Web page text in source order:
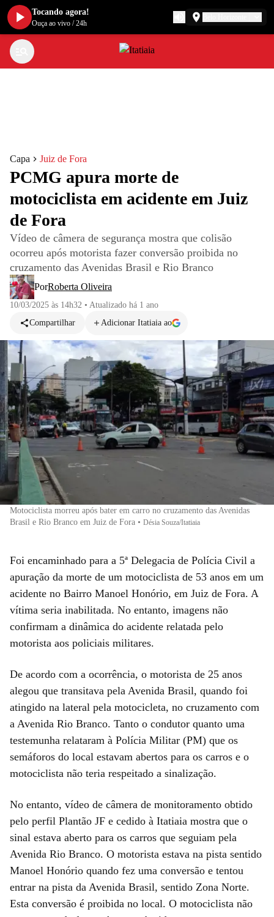
Capa Juiz de Fora
PCMG apura morte de
motociclista em acidente em Juiz
de Fora
Vídeo de câmera de segurança mostra que colisão
ocorreu após motorista fazer conversão proibida no
cruzamento das Avenidas Brasil e Rio Branco
PorRoberta Oliveira
10/03/2025 às 14h32 • Atualizado há 1 ano
Compartilhar
Adicionar Itatiaia ao
Motociclista morreu após bater em carro no cruzamento das Avenidas
Brasil e Rio Branco em Juiz de Fora • Désia Souza/Itatiaia
Foi encaminhado para a 5ª Delegacia de Polícia Civil a
apuração da morte de um motociclista de 53 anos em um
acidente no Bairro Manoel Honório, em Juiz de Fora. A
vítima seria inabilitada. No entanto, imagens não
confirmam a dinâmica do acidente relatada pelo
motorista aos policiais militares.
De acordo com a ocorrência, o motorista de 25 anos
alegou que transitava pela Avenida Brasil, quando foi
atingido na lateral pela motocicleta, no cruzamento com
a Avenida Rio Branco. Tanto o condutor quanto uma
testemunha relataram à Polícia Militar (PM) que os
semáforos do local estavam abertos para os carros e o
motociclista não teria respeitado a sinalização.
No entanto, vídeo de câmera de monitoramento obtido
pelo perfil Plantão JF e cedido à Itatiaia mostra que o
sinal estava aberto para os carros que seguiam pela
Avenida Rio Branco. O motorista estava na pista sentido
Manoel Honório quando fez uma conversão e tentou
entrar na pista da Avenida Brasil, sentido Zona Norte.
Esta conversão é proibida no local. O motociclista não
Tocando agora!
Ouça ao vivo /24h